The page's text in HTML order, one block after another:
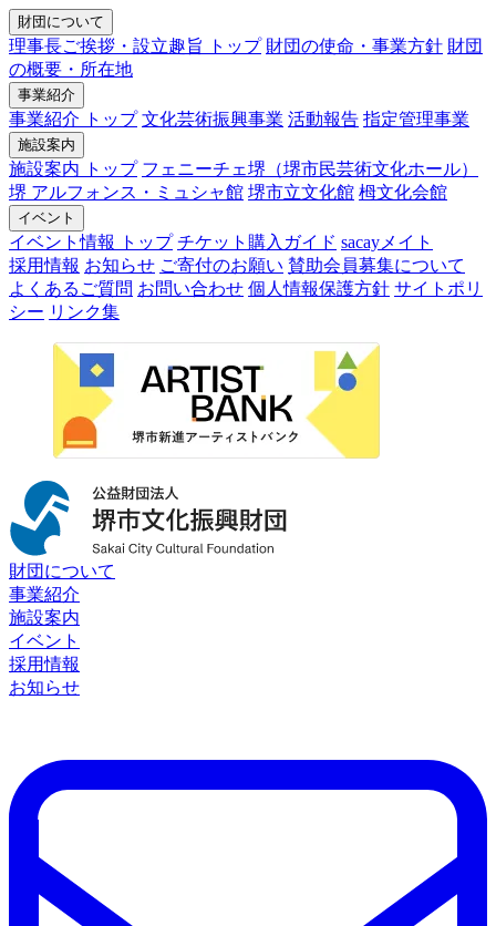
財団について
理事長ご挨拶・設立趣旨 トップ 財団の使命・事業方針 財団
の概要・所在地
事業紹介
事業紹介 トップ 文化芸術振興事業 活動報告 指定管理事業
施設案内
施設案内 トップ フェニーチェ堺（堺市民芸術文化ホール）
堺 アルフォンス・ミュシャ館 堺市立文化館 栂文化会館
イベント
イベント情報 トップ チケット購入ガイド sacayメイト
採用情報 お知らせ ご寄付のお願い 賛助会員募集について
よくあるご質問 お問い合わせ 個人情報保護方針 サイトポリ
シー リンク集
財団について
事業紹介
施設案内
イベント
採用情報
お知らせ